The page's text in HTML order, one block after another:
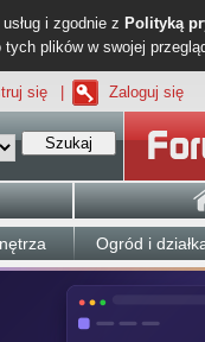
i zgodnie z Polityką
plików w swojej
się Zaloguj się
Szukaj
Ogród i